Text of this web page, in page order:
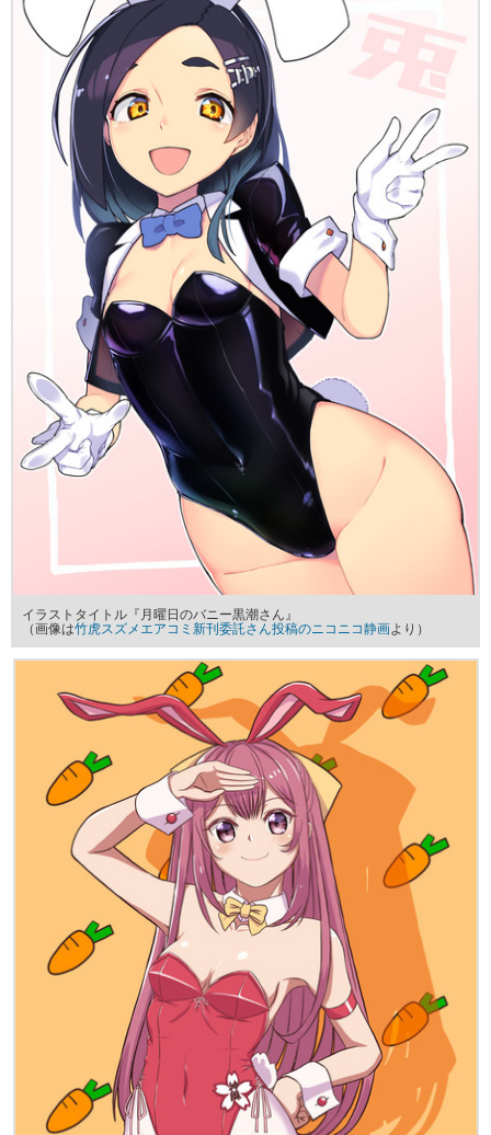
イラストタイトル『月曜日のバニー黒潮さん』
（画像は竹虎スズメエアコミ新刊委託さん投稿のニコニコ静画より）